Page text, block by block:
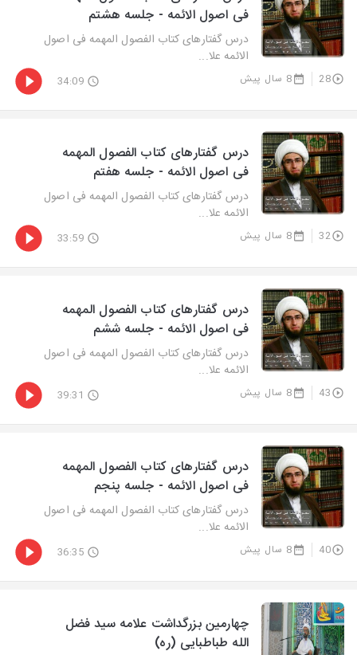
فی اصول الائمه - جلسه هشتم
درس گفتارهای کتاب الفصول المهمه فی اصول
الائمه علا...
28 8 سال پیش 34:09
درس گفتارهای کتاب الفصول المهمه
فی اصول الائمه - جلسه هفتم
درس گفتارهای کتاب الفصول المهمه فی اصول
الائمه علا...
32 8 سال پیش 33:59
درس گفتارهای کتاب الفصول المهمه
فی اصول الائمه - جلسه ششم
درس گفتارهای کتاب الفصول المهمه فی اصول
الائمه علا...
43 8 سال پیش 39:31
درس گفتارهای کتاب الفصول المهمه
فی اصول الائمه - جلسه پنجم
درس گفتارهای کتاب الفصول المهمه فی اصول
الائمه علا...
40 8 سال پیش 36:35
چهارمین بزرگداشت علامه سید فضل
الله طباطبایی (ره)